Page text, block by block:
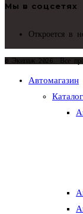
Мы в соцсетях
Откроется в
© Экипаж 2026. Все
Автомагазин